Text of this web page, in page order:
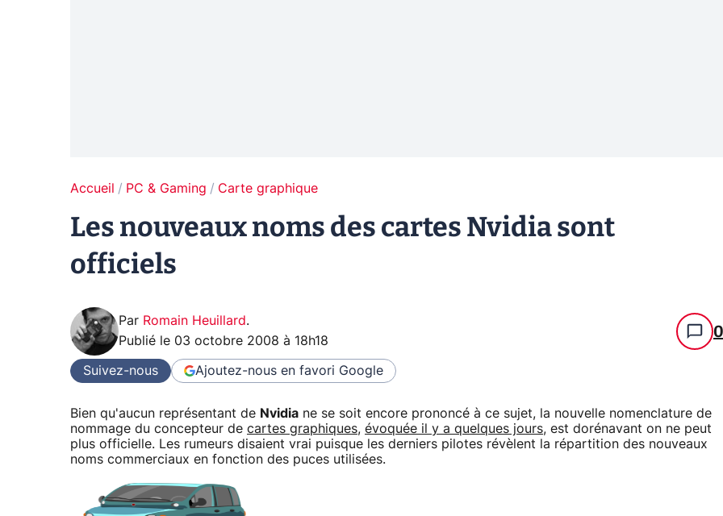
Accueil PC & Gaming Carte graphique
Les nouveaux noms des cartes Nvidia sont
officiels
Par Romain Heuillard.
Publié le 03 octobre 2008 à 18h18 0
Suivez-nous Ajoutez-nous en favori Google
Bien qu'aucun représentant de Nvidia ne se soit encore prononcé à ce sujet, la nouvelle nomenclature de
nommage du concepteur de cartes graphiques, évoquée il y a quelques jours, est dorénavant on ne peut
plus officielle. Les rumeurs disaient vrai puisque les derniers pilotes révèlent la répartition des nouveaux
noms commerciaux en fonction des puces utilisées.